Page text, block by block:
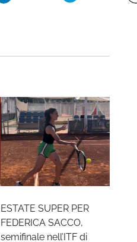
ESTATE SUPER PER
FEDERICA SACCO,
semifinale nell’ITF di